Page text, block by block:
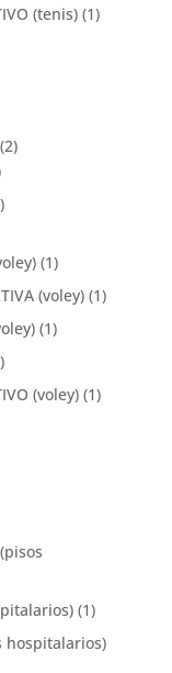
(tenis) (1)
(2)
(1)
(voley) (1)
(1)
(voley) (1)
(1)
hospitalarios)